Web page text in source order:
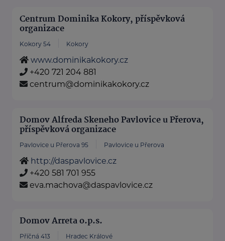
Centrum Dominika Kokory, příspěvková
organizace
Kokory 54 Kokory
www.dominikakokory.cz
+420 721 204 881
centrum@dominikakokory.cz
Domov Alfreda Skeneho Pavlovice u Přerova,
příspěvková organizace
Pavlovice u Přerova 95 Pavlovice u Přerova
http://daspavlovice.cz
+420 581 701 955
eva.machova@daspavlovice.cz
Domov Arreta o.p.s.
Příčná 413 Hradec Králové